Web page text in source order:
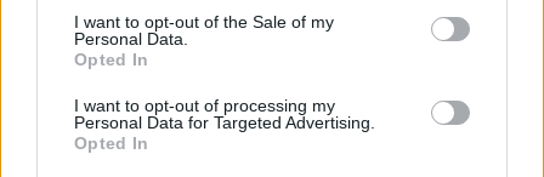
consent section.
I want to opt-out of the Sale of my
Personal Data.
Opted In
I want to opt-out of processing my
Personal Data for Targeted Advertising.
Opted In